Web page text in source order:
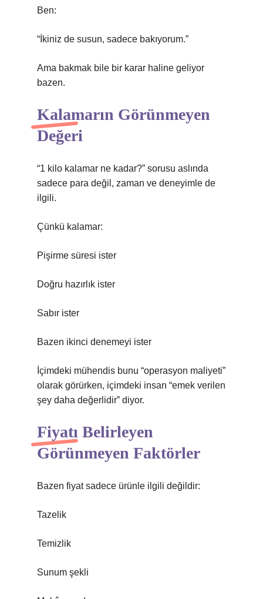
Ben:
“İkiniz de susun, sadece bakıyorum.”
Ama bakmak bile bir karar haline geliyor
bazen.
Kalamarın Görünmeyen
Değeri
“1 kilo kalamar ne kadar?” sorusu aslında
sadece para değil, zaman ve deneyimle de
ilgili.
Çünkü kalamar:
Pişirme süresi ister
Doğru hazırlık ister
Sabır ister
Bazen ikinci denemeyi ister
İçimdeki mühendis bunu “operasyon maliyeti”
olarak görürken, içimdeki insan “emek verilen
şey daha değerlidir” diyor.
Fiyatı Belirleyen
Görünmeyen Faktörler
Bazen fiyat sadece ürünle ilgili değildir:
Tazelik
Temizlik
Sunum şekli